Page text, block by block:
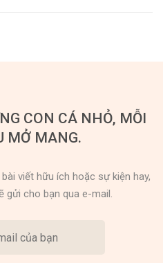
CON CÁ NHỎ, MỖI
MỞ MANG.
viết hữu ích hoặc sự kiện hay,
gửi cho bạn qua e-mail.